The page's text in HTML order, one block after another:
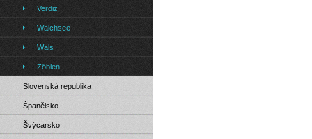
Verdiz
Walchsee
Wals
Zöblen
Slovenská republika
Španělsko
Švýcarsko